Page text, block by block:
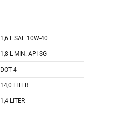
1,6 L SAE 10W-40
1,8 L MIN. API SG
DOT 4
14,0 LITER
1,4 LITER